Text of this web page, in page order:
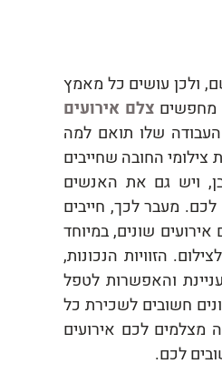
ולכן עושים כל מאמץ
מחפשים צלם אירועים
שלו תואם למה
החובה שחייבים
ויש גם את האנשים
מעבר לכך, חייבים
שונים, במיוחד
הזוויות הנכונות,
והאפשרות לטפל
חשובים לשכירת כל
מצלמים לכם אירועים
לכם.